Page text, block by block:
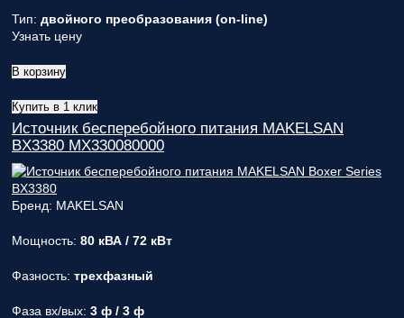
Тип: двойного преобразования (on-line)
Узнать цену
В корзину
Купить в 1 клик
Источник бесперебойного питания MAKELSAN
BX3380 MX330080000
Бренд: MAKELSAN
Мощность: 80 кВА / 72 кВт
Фазность: трехфазный
Фаза вх/вых: 3 ф / 3 ф